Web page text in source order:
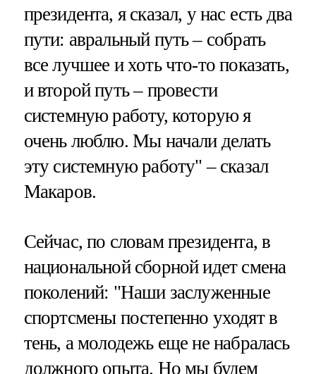
президента, я сказал, у нас есть два
пути: авральный путь – собрать
все лучшее и хоть что-то показать,
и второй путь – провести
системную работу, которую я
очень люблю. Мы начали делать
эту системную работу" – сказал
Макаров.
Сейчас, по словам президента, в
национальной сборной идет смена
поколений: "Наши заслуженные
спортсмены постепенно уходят в
тень, а молодежь еще не набралась
должного опыта. Но мы будем